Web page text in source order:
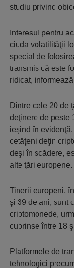
studiu privind
Interesul pentru
ciuda volatilităţii
special de
transmis că este
ridicat, informează
Dintre cele 20 de
deţinere de peste
ieşind în
cetăţeni deţin
deşi în scădere,
alte ţări europene.
Tinerii europeni,
şi 39 de ani, sunt
criptomonede,
cuprinse între 18
Platformele de
tehnologici